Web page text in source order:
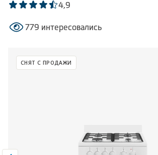
Стиральные и сушильные машины
Посудомоечные машины
Встраиваемая техника
4,9
779 интересовались
СНЯТ С ПРОДАЖИ